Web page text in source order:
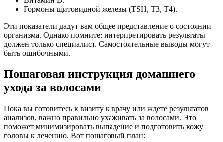
Гормоны щитовидной железы (TSH, T3, T4).
Эти показатели дадут вам общее представление о состоянии
организма. Однако помните: интерпретировать результаты
должен только специалист. Самостоятельные выводы могут
быть ошибочными.
Пошаговая инструкция домашнего
ухода за волосами
Пока вы готовитесь к визиту к врачу или ждете результатов
анализов, важно правильно ухаживать за волосами. Это
поможет минимизировать выпадение и подготовить кожу
головы к лечению. Вот пошаговый план: